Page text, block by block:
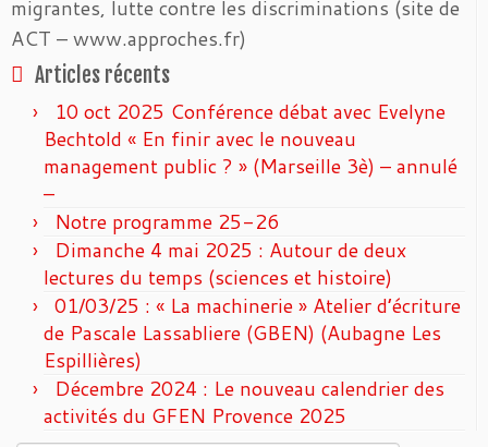
migrantes, lutte contre les discriminations (site de
ACT – www.approches.fr)
Articles récents
10 oct 2025 Conférence débat avec Evelyne
Bechtold « En finir avec le nouveau
management public ? » (Marseille 3è) – annulé
–
Notre programme 25-26
Dimanche 4 mai 2025 : Autour de deux
lectures du temps (sciences et histoire)
01/03/25 : « La machinerie » Atelier d’écriture
de Pascale Lassabliere (GBEN) (Aubagne Les
Espillières)
Décembre 2024 : Le nouveau calendrier des
activités du GFEN Provence 2025